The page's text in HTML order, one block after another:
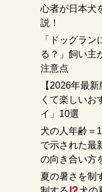
心者が日本犬
説！
「ドッグラン
る？」飼い主
注意点
【2026年最
くて楽しいお
イ」10選
犬の人年齢＝
で示された最
の向き合い方
夏の暑さを制